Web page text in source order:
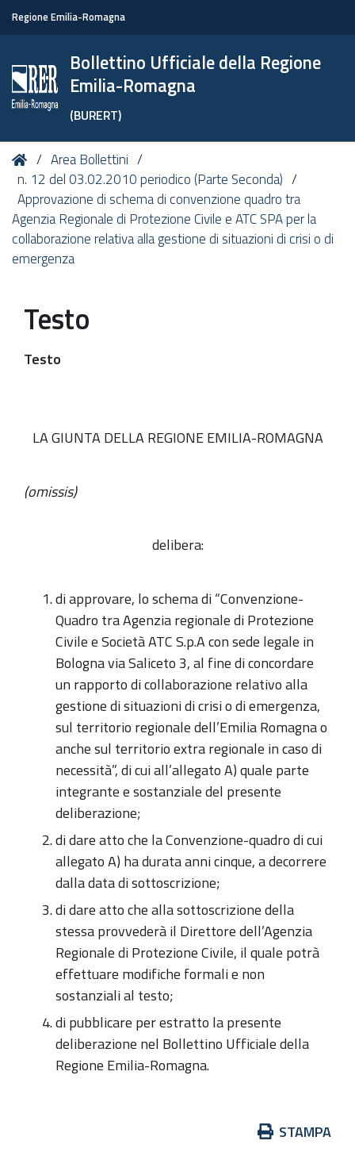
Regione Emilia-Romagna
Bollettino Ufficiale della Regione
Emilia-Romagna
(BURERT)
Tu
sei
qui:
HomeArea Bollettini
n. 12 del 03.02.2010 periodico (Parte Seconda)
Approvazione di schema di convenzione quadro tra
Agenzia Regionale di Protezione Civile e ATC SPA per la
collaborazione relativa alla gestione di situazioni di crisi o di
emergenza
Testo
Testo
LA GIUNTA DELLA REGIONE EMILIA-ROMAGNA
(omissis)
delibera:
di approvare, lo schema di “Convenzione-
Quadro tra Agenzia regionale di Protezione
Civile e Società ATC S.p.A con sede legale in
Bologna via Saliceto 3, al fine di concordare
un rapporto di collaborazione relativo alla
gestione di situazioni di crisi o di emergenza,
sul territorio regionale dell’Emilia Romagna o
anche sul territorio extra regionale in caso di
necessità”, di cui all’allegato A) quale parte
integrante e sostanziale del presente
deliberazione;
di dare atto che la Convenzione-quadro di cui
allegato A) ha durata anni cinque, a decorrere
dalla data di sottoscrizione;
di dare atto che alla sottoscrizione della
stessa provvederà il Direttore dell’Agenzia
Regionale di Protezione Civile, il quale potrà
effettuare modifiche formali e non
sostanziali al testo;
di pubblicare per estratto la presente
deliberazione nel Bollettino Ufficiale della
Regione Emilia-Romagna.
STAMPA